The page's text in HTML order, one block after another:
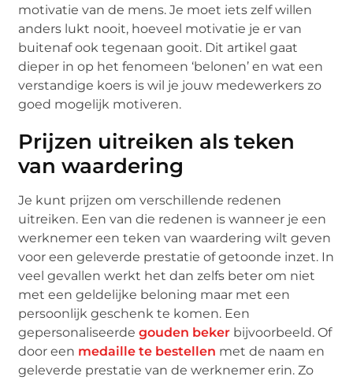
motivatie van de mens. Je moet iets zelf willen
anders lukt nooit, hoeveel motivatie je er van
buitenaf ook tegenaan gooit. Dit artikel gaat
dieper in op het fenomeen ‘belonen’ en wat een
verstandige koers is wil je jouw medewerkers zo
goed mogelijk motiveren.
Prijzen uitreiken als teken
van waardering
Je kunt prijzen om verschillende redenen
uitreiken. Een van die redenen is wanneer je een
werknemer een teken van waardering wilt geven
voor een geleverde prestatie of getoonde inzet. In
veel gevallen werkt het dan zelfs beter om niet
met een geldelijke beloning maar met een
persoonlijk geschenk te komen. Een
gepersonaliseerdegouden beker bijvoorbeeld. Of
door een medaille te bestellen met de naam en
geleverde prestatie van de werknemer erin. Zo